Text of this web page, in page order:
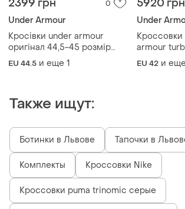
2399 грн 0
Under Armour
Кросівки under armour
оригінал 44,5-45 розмір
чоловічі кросівки under
armour
EU 44.5 и еще 1
5920 грн
Under
armour
EU 42 и
Также ищут:
Ботинки в Львове Тапочки в
Комплекты Кроссовки Nike
Кроссовки puma trinomic серые